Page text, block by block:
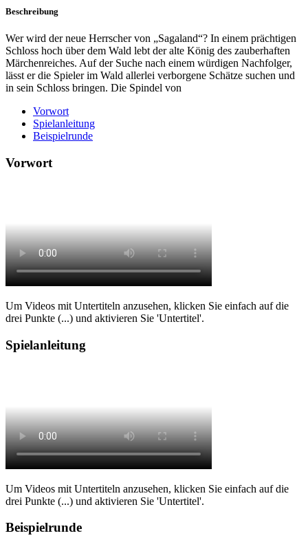
Beschreibung
Wer wird der neue Herrscher von „Sagaland“? In einem prächtigen
Schloss hoch über dem Wald lebt der alte König des zauberhaften
Märchenreiches. Auf der Suche nach einem würdigen Nachfolger,
lässt er die Spieler im Wald allerlei verborgene Schätze suchen und
in sein Schloss bringen. Die Spindel von
Vorwort
Spielanleitung
Beispielrunde
Vorwort
Um Videos mit Untertiteln anzusehen, klicken Sie einfach auf die
drei Punkte (...) und aktivieren Sie 'Untertitel'.
Spielanleitung
Um Videos mit Untertiteln anzusehen, klicken Sie einfach auf die
drei Punkte (...) und aktivieren Sie 'Untertitel'.
Beispielrunde